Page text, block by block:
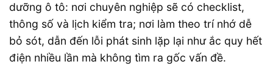
dưỡng ô tô: nơi chuyên nghiệp sẽ có checklist,
thông số và lịch kiểm tra; nơi làm theo trí nhớ dễ
bỏ sót, dẫn đến lỗi phát sinh lặp lại như ắc quy hết
điện nhiều lần mà không tìm ra gốc vấn đề.